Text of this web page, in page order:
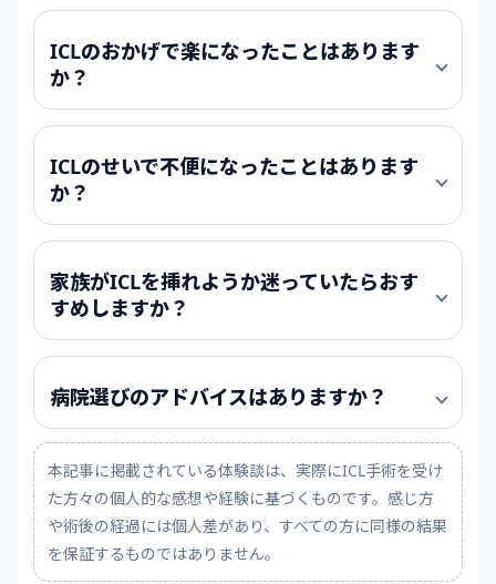
ICLのおかげで楽になったことはあります
か？
ICLのせいで不便になったことはあります
か？
家族がICLを挿れようか迷っていたらおす
すめしますか？
病院選びのアドバイスはありますか？
本記事に掲載されている体験談は、実際にICL手術を受け
た方々の個人的な感想や経験に基づくものです。感じ方
や術後の経過には個人差があり、すべての方に同様の結果
を保証するものではありません。